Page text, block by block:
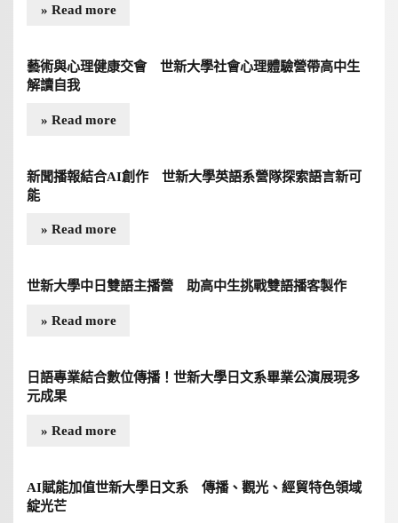
» Read more
藝術與心理健康交會 世新大學社會心理體驗營帶高中生
解讀自我
» Read more
新聞播報結合AI創作 世新大學英語系營隊探索語言新可
能
» Read more
世新大學中日雙語主播營 助高中生挑戰雙語播客製作
» Read more
日語專業結合數位傳播！世新大學日文系畢業公演展現多
元成果
» Read more
AI賦能加值世新大學日文系 傳播、觀光、經貿特色領域
綻光芒